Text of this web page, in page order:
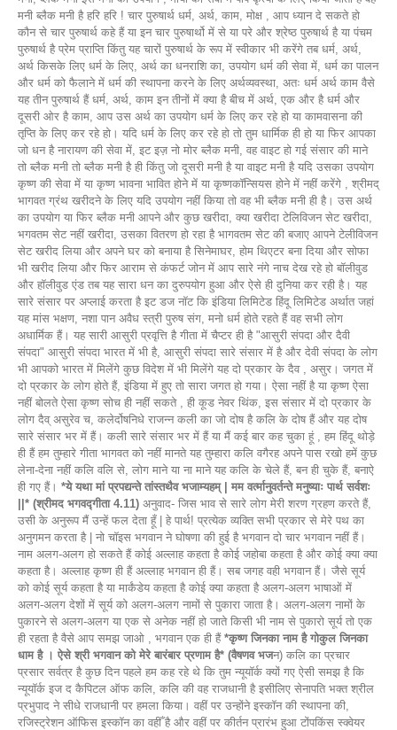
मनी ब्लैक मनी है हरि हरि ! चार पुरुषार्थ धर्म, अर्थ, काम, मोक्ष , आप ध्यान दे सकते हो
कौन से चार पुरुषार्थ कहे हैं या इन चार पुरुषार्थो में से या परे और श्रेष्ठ पुरुषार्थ है या पंचम
पुरुषार्थ है प्रेम प्राप्ति किंतु यह चारों पुरुषार्थ के रूप में स्वीकार भी करेंगे तब धर्म, अर्थ,
अर्थ किसके लिए धर्म के लिए, अर्थ का धनराशि का, उपयोग धर्म की सेवा में, धर्म का पालन
और धर्म को फैलाने में धर्म की स्थापना करने के लिए अर्थव्यवस्था, अतः धर्म अर्थ काम वैसे
यह तीन पुरुषार्थ हैं धर्म, अर्थ, काम इन तीनों में क्या है बीच में अर्थ, एक और है धर्म और
दूसरी ओर है काम, आप उस अर्थ का उपयोग धर्म के लिए कर रहे हो या कामवासना की
तृप्ति के लिए कर रहे हो। यदि धर्म के लिए कर रहे हो तो तुम धार्मिक ही हो या फिर आपका
जो धन है नारायण की सेवा में, इट इज़ नो मोर ब्लैक मनी, वह वाइट हो गई संसार की माने
तो ब्लैक मनी तो ब्लैक मनी है ही किंतु जो दूसरी मनी है या वाइट मनी है यदि उसका उपयोग
कृष्ण की सेवा में या कृष्ण भावना भावित होने में या कृष्णकॉन्सियस होने में नहीं करेंगे , श्रीमद्
भागवत ग्रंथ खरीदने के लिए यदि उपयोग नहीं किया तो वह भी ब्लैक मनी ही है। उस अर्थ
का उपयोग या फिर ब्लैक मनी आपने और कुछ खरीदा, क्या खरीदा टेलिविजन सेट खरीदा,
भगवतम सेट नहीं खरीदा, उसका वितरण हो रहा है भागवतम सेट की बजाए आपने टेलीविजन
सेट खरीद लिया और अपने घर को बनाया है सिनेमाघर, होम थिएटर बना दिया और सोफा
भी खरीद लिया और फिर आराम से कंफर्ट जोन में आप सारे नंगे नाच देख रहे हो बॉलीवुड
और हॉलीवुड एंड तब यह सारा धन का दुरुपयोग हुआ और ऐसे ही दुनिया कर रही है। यह
सारे संसार पर अप्लाई करता है इट डज नॉट कि इंडिया लिमिटेड हिंदू लिमिटेड अर्थात जहां
यह मांस भक्षण, नशा पान अवैध स्त्री पुरुष संग, मनो धर्म होते रहते हैं वह सभी लोग
अधार्मिक हैं। यह सारी आसुरी प्रवृत्ति है गीता में चैप्टर ही है "आसुरी संपदा और दैवी
संपदा" आसुरी संपदा भारत में भी है, आसुरी संपदा सारे संसार में है और देवी संपदा के लोग
भी आपको भारत में मिलेंगे कुछ विदेश में भी मिलेंगे यह दो प्रकार के दैव , असुर। जगत में
दो प्रकार के लोग होते हैं, इंडिया में हुए तो सारा जगत हो गया। ऐसा नहीं है या कृष्ण ऐसा
नहीं बोलते ऐसा कृष्ण सोच ही नहीं सकते , ही कूड नेवर थिंक, इस संसार में दो प्रकार के
लोग दैव् असुरेव च, कलेर्दोषनिधे राजन्न कली का जो दोष है कलि के दोष हैं और यह दोष
सारे संसार भर में हैं। कली सारे संसार भर में हैं या मैं कई बार कह चुका हूं , हम हिंदू थोड़े
ही हैं हम तुम्हारे गीता भागवत को नहीं मानते यह तुम्हारा कलि वगैरह अपने पास रखो हमें कुछ
लेना-देना नहीं कलि वलि से, लोग माने या ना माने यह कलि के चेले हैं, बन ही चुके हैं, बनाऐ
ही गए हैं। *ये यथा मां प्रपद्यन्ते तांस्तथैव भजाम्यहम् | मम वर्त्मानुवर्तन्ते मनुष्याः पार्थ सर्वशः
||* (श्रीमद भगवद्गीता 4.11) अनुवाद- जिस भाव से सारे लोग मेरी शरण ग्रहण करते हैं,
उसी के अनुरूप मैं उन्हें फल देता हूँ | हे पार्थ! प्रत्येक व्यक्ति सभी प्रकार से मेरे पथ का
अनुगमन करता है | नो चॉइस भगवान ने घोषणा की हुई है भगवान दो चार भगवान नहीं हैं।
नाम अलग-अलग हो सकते हैं कोई अल्लाह कहता है कोई जहोबा कहता है और कोई क्या क्या
कहता है। अल्लाह कृष्ण ही हैं अल्लाह भगवान ही हैं। सब जगह वही भगवान हैं। जैसे सूर्य
को कोई सूर्य कहता है या मार्कंडेय कहता है कोई क्या कहता है अलग-अलग भाषाओं में
अलग-अलग देशों में सूर्य को अलग-अलग नामों से पुकारा जाता है। अलग-अलग नामों के
पुकारने से अलग-अलग या एक से अनेक नहीं हो जाते किसी भी नाम से पुकारो सूर्य तो एक
ही रहता है वैसे आप समझ जाओ , भगवान एक ही हैं *कृष्ण जिनका नाम है गोकुल जिनका
धाम है । ऐसे श्री भगवान को मेरे बारंबार प्रणाम है* (वैषणव भजन) कलि का प्रचार
प्रसार सर्वत्र है कुछ दिन पहले हम कह रहे थे कि तुम न्यूयॉर्क क्यों गए ऐसी समझ है कि
न्यूयॉर्क इज द कैपिटल ऑफ कलि, कलि की वह राजधानी है इसीलिए सेनापति भक्त श्रील
प्रभुपाद ने सीधे राजधानी पर हमला किया। वहीं पर उन्होंने इस्कॉन की स्थापना की,
रजिस्ट्रेशन ऑफिस इस्कॉन का वहीँ है और वहीं पर कीर्तन प्रारंभ हुआ टोंपकिंस स्क्वेयर